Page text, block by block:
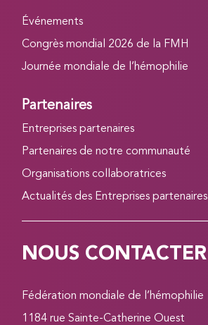
Événements
Congrès mondial 2026 de la FMH
Journée mondiale de l’hémophilie
Partenaires
Entreprises partenaires
Partenaires de notre communauté
Organisations collaboratrices
Actualités des Entreprises partenaires
NOUS CONTACTER
Fédération mondiale de l’hémophilie
1184 rue Sainte-Catherine Ouest